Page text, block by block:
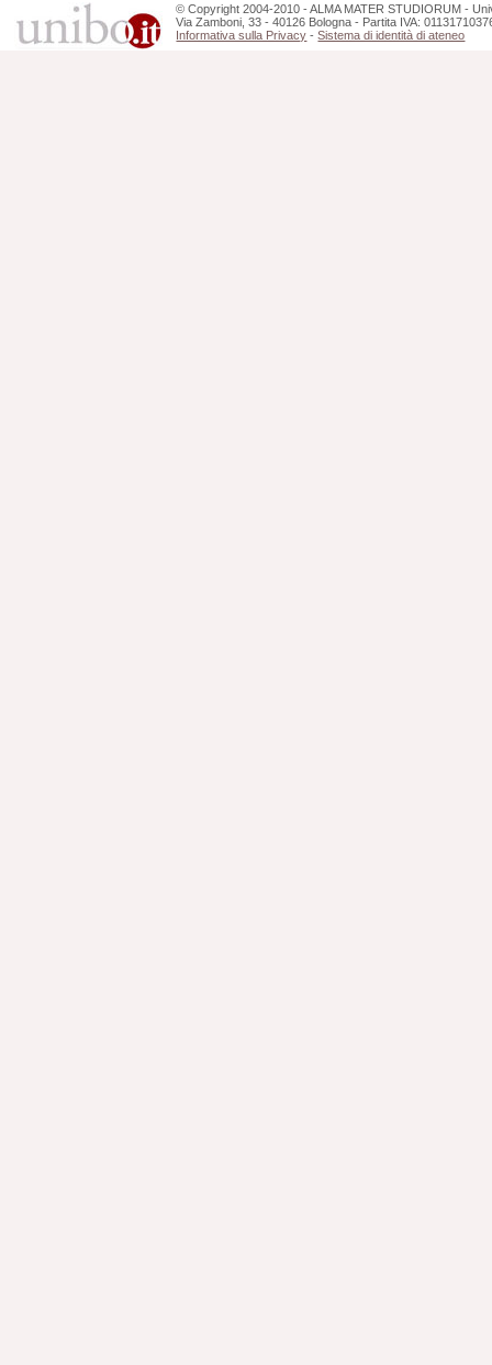
©Copyright 2004-2010 - ALMA MATER STUDIORUM -
Via Zamboni, 33 - 40126 Bologna - Partita IVA:
Informativa sulla Privacy -Sistema di identità di ateneo